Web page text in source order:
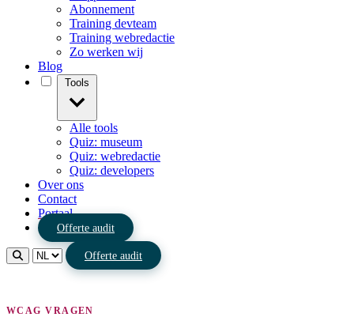
Abonnement
Training devteam
Training webredactie
Zo werken wij
Blog
Alle tools
Quiz: museum
Quiz: webredactie
Quiz: developers
Over ons
Contact
Portaal
Offerte audit
Offerte audit
WCAG VRAGEN